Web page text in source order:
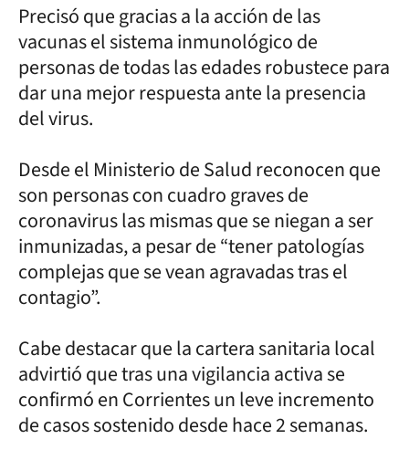
Precisó que gracias a la acción de las
vacunas el sistema inmunológico de
personas de todas las edades robustece para
dar una mejor respuesta ante la presencia
del virus.
Desde el Ministerio de Salud reconocen que
son personas con cuadro graves de
coronavirus las mismas que se niegan a ser
inmunizadas, a pesar de “tener patologías
complejas que se vean agravadas tras el
contagio”.
Cabe destacar que la cartera sanitaria local
advirtió que tras una vigilancia activa se
confirmó en Corrientes un leve incremento
de casos sostenido desde hace 2 semanas.